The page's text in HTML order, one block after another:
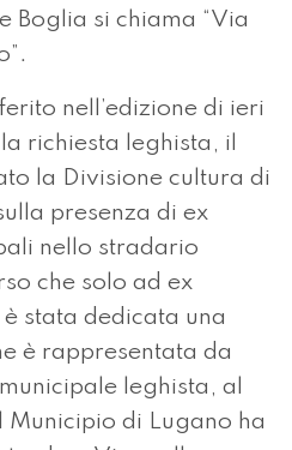
Boglia si chiama “Via
nell’edizione di ieri
richiesta leghista, il
la Divisione cultura di
presenza di ex
nello stradario
che solo ad ex
stata dedicata una
è rappresentata da
leghista, al
Municipio di Lugano ha